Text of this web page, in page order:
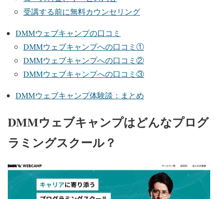
受講する前に無料カウンセリング
DMMウェブキャンプの口コミ
DMMウェブキャンプへの口コミ①
DMMウェブキャンプへの口コミ②
DMMウェブキャンプへの口コミ③
DMMウェブキャンプ体験談：まとめ
DMMウェブキャンプはどんなプログ
ラミングスクール？